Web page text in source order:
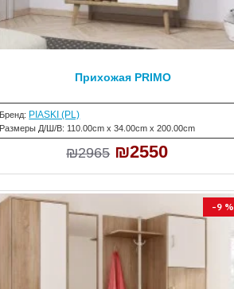
Бренд: PIASKI (PL)
Размеры Д/Ш/В: 110.00cm x 34.00cm x 200.00cm
Прихожая PRIMO
₪2965 ₪2550
-9 %